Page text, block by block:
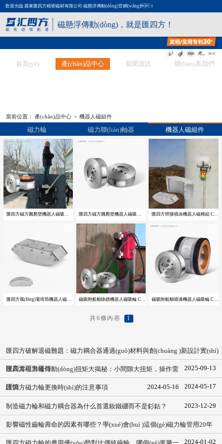
歡迎光臨 廣東匯四方精密磁材有限公司 磁懸浮傳動(dòng)官網(wǎng)！
磁懸浮傳動(dòng)，就是匯四方！
首頁(yè) 產(chǎn)品中心 新聞資訊 聯(lián)系我們
當前位置： 產(chǎn)品中心 > 機器人磁組件
磁力輪 磁力聯(lián)軸器 機器人磁組件
匯四方磁方圓爬壁機器人磁吸輪 CFY01 匯四方磁方圓爬壁機器人磁吸輪 CFY01 匯四方焊接噴涂機器人磁模組 CFY02
匯四方風(fēng)電塔筒機器人磁模組 CFY02
共6條內容 1
匯四方破解退磁難題：磁力耦合器通過(guò)材料與創(chuàng )新設計實(shí)
現高溫可靠運行 2025-09-13
匯四方磁力輪傳動(dòng)扭矩大揭秘：小間隙大扭矩，操作需
謹慎 2024-05-17
匯四方磁力輪更換時(shí)的注意事項 2024-05-16
制造磁力輪和磁力耦合器為什么首選釹鐵硼而不是釤鈷？ 2023-12-29
影響磁性齒輪壽命的因素有哪些？學(xué)會(huì )這個(gè)磁力輪管用20年
2024-01-02